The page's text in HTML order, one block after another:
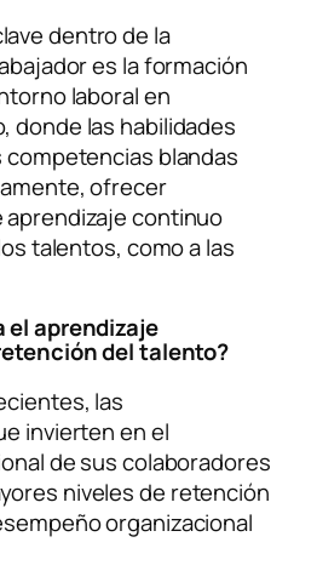
dentro de la
es la formación
laboral en
donde las habilidades
blandas
ofrecer
continuo
talentos, como a las
el aprendizaje
del talento?
las
invierten en el
de sus colaboradores
niveles de retención
organizacional